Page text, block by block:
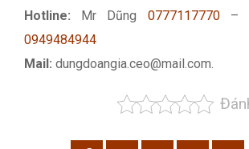
Hotline: Mr Dũng 0777117770–
0949484944
Mail: dungdoangia.ceo@mail.com.